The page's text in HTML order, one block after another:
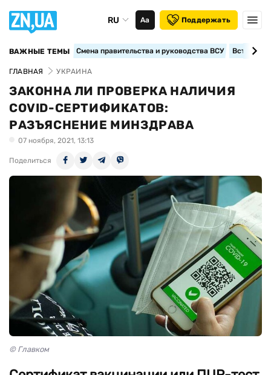
RU Аа Поддержать
ВАЖНЫЕ ТЕМЫ Смена правительства и руководства ВСУ
ГЛАВНАЯ УКРАИНА
ЗАКОННА ЛИ ПРОВЕРКА НАЛИЧИЯ
COVID-СЕРТИФИКАТОВ:
РАЗЪЯСНЕНИЕ МИНЗДРАВА
07 ноября, 2021, 13:13
Поделиться
© Главком